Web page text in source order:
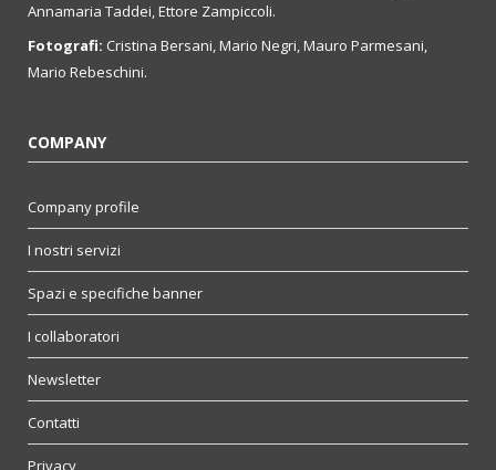
Annamaria Taddei, Ettore Zampiccoli.
Fotografi: Cristina Bersani, Mario Negri, Mauro Parmesani,
Mario Rebeschini.
COMPANY
Company profile
I nostri servizi
Spazi e specifiche banner
I collaboratori
Newsletter
Contatti
Privacy